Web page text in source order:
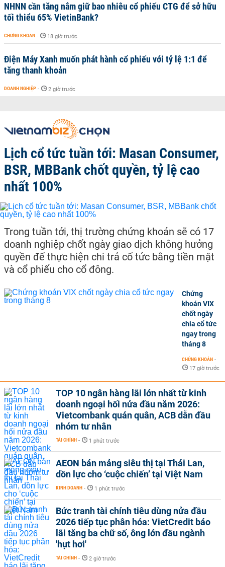
NHNN cần tăng nắm giữ bao nhiêu cổ phiếu CTG để sở hữu
tối thiểu 65% VietinBank?
CHỨNG KHOÁN - 18 giờ trước
Điện Máy Xanh muốn phát hành cổ phiếu với tỷ lệ 1:1 để
tăng thanh khoản
DOANH NGHIỆP - 2 giờ trước
Lịch cổ tức tuần tới: Masan Consumer,
BSR, MBBank chốt quyền, tỷ lệ cao
nhất 100%
Trong tuần tới, thị trường chứng khoán sẽ có 17
doanh nghiệp chốt ngày giao dịch không hưởng
quyền để thực hiện chi trả cổ tức bằng tiền mặt
và cổ phiếu cho cổ đông.
Chứng
khoán VIX
chốt ngày
chia cổ tức
ngay trong
tháng 8
CHỨNG KHOÁN -
17 giờ trước
TOP 10 ngân hàng lãi lớn nhất từ kinh
doanh ngoại hối nửa đầu năm 2026:
Vietcombank quán quân, ACB dẫn đầu
nhóm tư nhân
TÀI CHÍNH - 1 phút trước
AEON bán mảng siêu thị tại Thái Lan,
dồn lực cho ‘cuộc chiến’ tại Việt Nam
KINH DOANH - 1 phút trước
Bức tranh tài chính tiêu dùng nửa đầu
2026 tiếp tục phân hóa: VietCredit báo
lãi tăng ba chữ số, ông lớn đầu ngành
'hụt hơi'
TÀI CHÍNH - 2 giờ trước